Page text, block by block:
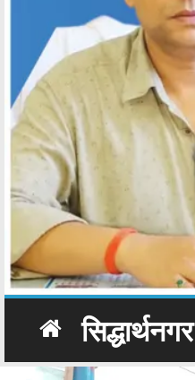
सिद्धार्थनगर